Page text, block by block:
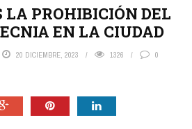
LA PROHIBICIÓN DEL
EN LA CIUDAD
20 DICIEMBRE, 2023 1326 0